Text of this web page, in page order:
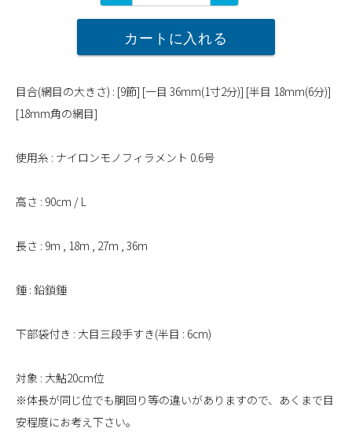
カートに入れる
目合(網目の大きさ) : [9節] [一目 36mm(1寸2分)] [半目 18mm(6分)]
[18mm角の網目]
使用糸 : ナイロンモノフィラメント 0.6号
高さ : 90cm / L
長さ : 9m , 18m , 27m , 36m
錘 : 鉛鎖錘
下部袋付き : 大目三段手すき(半目 : 6cm)
対象 : 大鮎20cm位
※体長が同じ位でも胴回り等の違いがありますので、あくまで目
安程度にお考え下さい。